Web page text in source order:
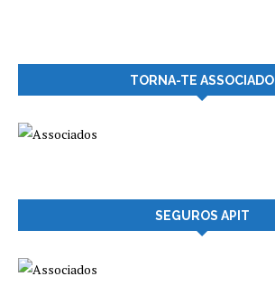
TORNA-TE ASSOCIADO
SEGUROS APIT